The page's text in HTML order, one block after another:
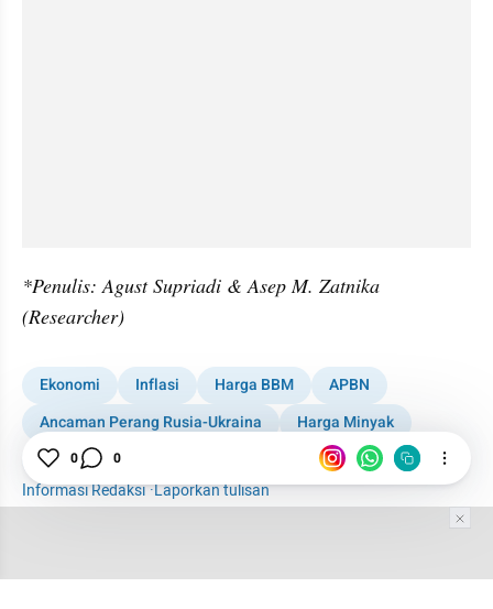
*Penulis: Agust Supriadi & Asep M. Zatnika
(Researcher)
Ekonomi Inflasi Harga BBM
APBN
Ancaman Perang Rusia-Ukraina
Harga Minyak
Pajak
Informasi Redaksi·Laporkan tulisan
0 0